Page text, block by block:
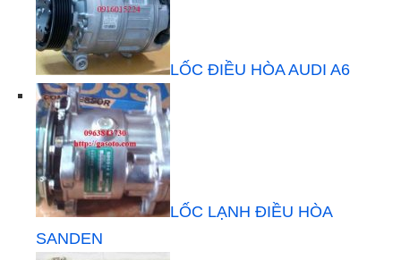
LỐC ĐIỀU HÒA AUDI A6
LỐC LẠNH ĐIỀU HÒA
SANDEN